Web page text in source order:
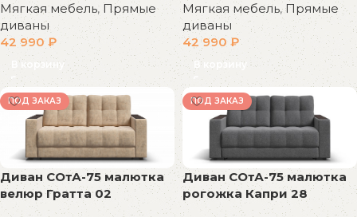
Мягкая мебель, Прямые
диваны
42 990 ₽
В корзину
Мягкая мебель,Прямые
диваны
42 990 ₽
В корзину
ПОД ЗАКАЗ
Диван СОтА-75 малютка
велюр Гратта 02
ПОД ЗАКАЗ
Диван СОтА-75 малютка
рогожка Капри 28